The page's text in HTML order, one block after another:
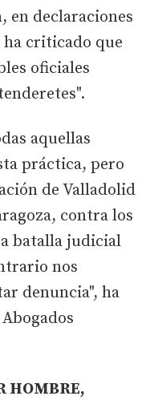
en declaraciones
ha criticado que
oficiales
aquellas
práctica, pero
de Valladolid
contra los
batalla judicial
nos
denuncia", ha
HOMBRE,